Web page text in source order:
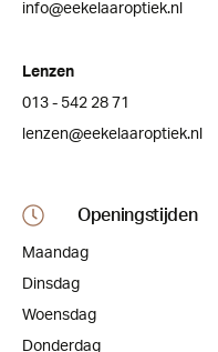
info@eekelaaroptiek.nl
Lenzen
013 - 542 28 71
lenzen@eekelaaroptiek.nl
Openingstijden
Maandag
Dinsdag
Woensdag
Donderdag